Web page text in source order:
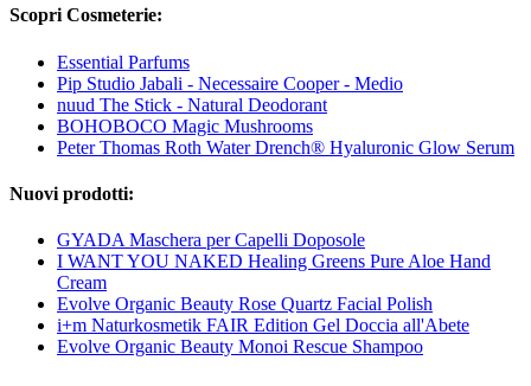
Scopri Cosmeterie:
Essential Parfums
Pip Studio Jabali - Necessaire Cooper - Medio
nuud The Stick - Natural Deodorant
BOHOBOCO Magic Mushrooms
Peter Thomas Roth Water Drench® Hyaluronic Glow Serum
Nuovi prodotti:
GYADA Maschera per Capelli Doposole
I WANT YOU NAKED Healing Greens Pure Aloe Hand
Cream
Evolve Organic Beauty Rose Quartz Facial Polish
i+m Naturkosmetik FAIR Edition Gel Doccia all'Abete
Evolve Organic Beauty Monoi Rescue Shampoo